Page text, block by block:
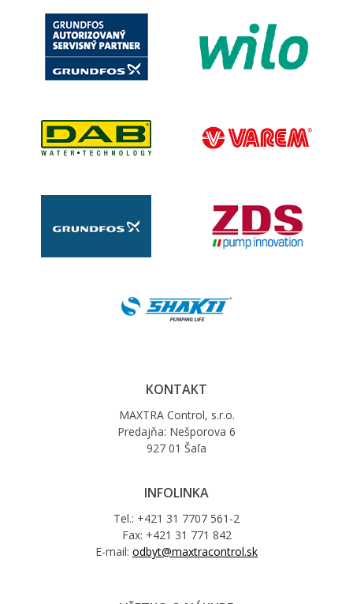
KONTAKT
MAXTRA Control, s.r.o.
Predajňa: Nešporova 6
927 01 Šaľa
INFOLINKA
Tel.: +421 31 7707 561-2
Fax: +421 31 771 842
E-mail: odbyt@maxtracontrol.sk